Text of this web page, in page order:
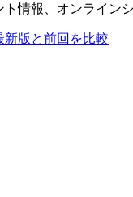
情報、オンライン
新版と前回を比較